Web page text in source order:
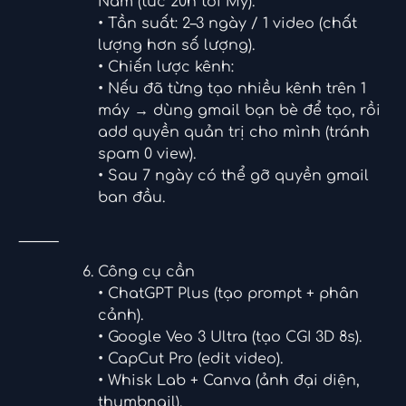
• Tần suất: 2–3 ngày / 1 video (chất
lượng hơn số lượng).
• Chiến lược kênh:
• Nếu đã từng tạo nhiều kênh trên 1
máy → dùng gmail bạn bè để tạo, rồi
add quyền quản trị cho mình (tránh
spam 0 view).
• Sau 7 ngày có thể gỡ quyền gmail
ban đầu.
⸻
Công cụ cần
• ChatGPT Plus (tạo prompt + phân
cảnh).
• Google Veo 3 Ultra (tạo CGI 3D 8s).
• CapCut Pro (edit video).
• Whisk Lab + Canva (ảnh đại diện,
thumbnail).